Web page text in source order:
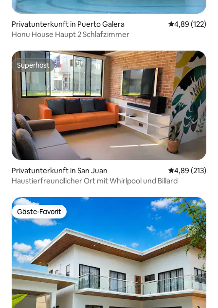
Privatunterkunft in Puerto Galera
4,89 (122)
Honu House Haupt 2 Schlafzimmer
Superhost
Superhost
Privatunterkunft in San Juan
4,89 (213)
Haustierfreundlicher Ort mit Whirlpool und Billard
Gäste-Favorit
Gäste-Favorit